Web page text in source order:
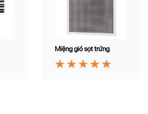
Miệng gió sọt trứng